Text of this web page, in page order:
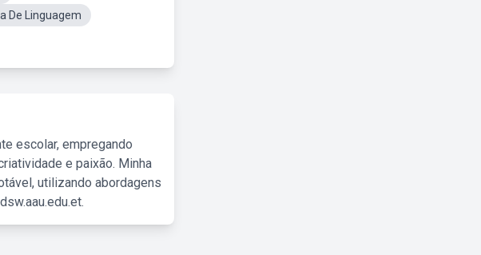
De Linguagem
escolar, empregando
e paixão. Minha
utilizando abordagens